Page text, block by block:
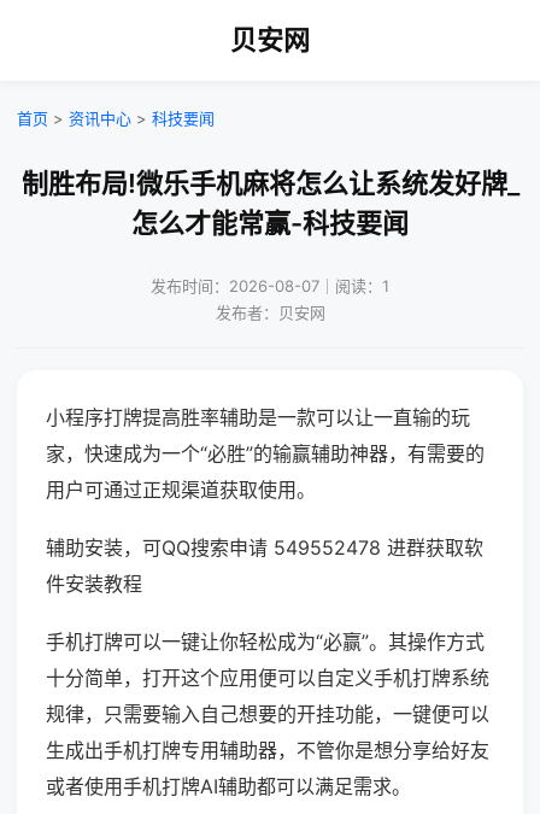
贝安网
首页 > 资讯中心 > 科技要闻
制胜布局!微乐手机麻将怎么让系统发好牌_
怎么才能常赢-科技要闻
发布时间：2026-08-07｜阅读：1
发布者：贝安网
小程序打牌提高胜率辅助是一款可以让一直输的玩
家，快速成为一个“必胜”的输赢辅助神器，有需要的
用户可通过正规渠道获取使用。
辅助安装，可QQ搜索申请 549552478 进群获取软
件安装教程
手机打牌可以一键让你轻松成为“必赢”。其操作方式
十分简单，打开这个应用便可以自定义手机打牌系统
规律，只需要输入自己想要的开挂功能，一键便可以
生成出手机打牌专用辅助器，不管你是想分享给好友
或者使用手机打牌AI辅助都可以满足需求。